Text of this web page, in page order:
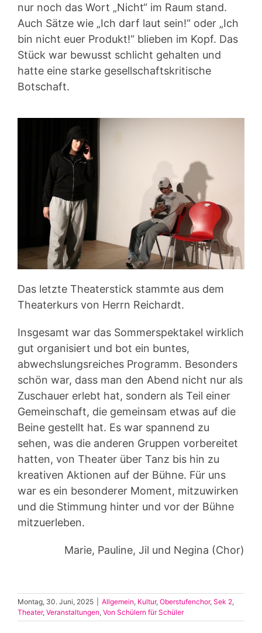
nur noch das Wort „Nicht“ im Raum stand.
Auch Sätze wie „Ich darf laut sein!“ oder „Ich
bin nicht euer Produkt!“ blieben im Kopf. Das
Stück war bewusst schlicht gehalten und
hatte eine starke gesellschaftskritische
Botschaft.
Das letzte Theaterstick stammte aus dem
Theaterkurs von Herrn Reichardt.
Insgesamt war das Sommerspektakel wirklich
gut organisiert und bot ein buntes,
abwechslungsreiches Programm. Besonders
schön war, dass man den Abend nicht nur als
Zuschauer erlebt hat, sondern als Teil einer
Gemeinschaft, die gemeinsam etwas auf die
Beine gestellt hat. Es war spannend zu
sehen, was die anderen Gruppen vorbereitet
hatten, von Theater über Tanz bis hin zu
kreativen Aktionen auf der Bühne. Für uns
war es ein besonderer Moment, mitzuwirken
und die Stimmung hinter und vor der Bühne
mitzuerleben.
Marie, Pauline, Jil und Negina (Chor)
Montag, 30. Juni, 2025 Allgemein, Kultur, Oberstufenchor, Sek 2,
Theater, Veranstaltungen, Von Schülern für Schüler